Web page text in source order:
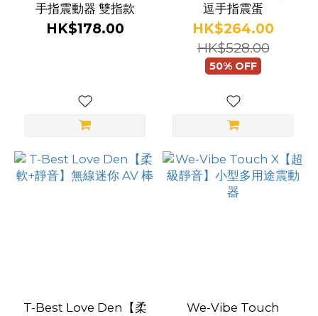
手指震動器 雙指款
HK$178.00
逗手指震蛋
HK$264.00
HK$528.00
50% OFF
T-Best Love Den【柔
We-Vibe Touch